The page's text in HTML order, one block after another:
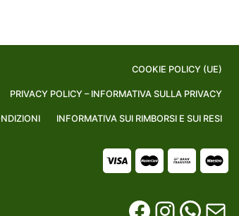
COOKIE POLICY (UE)
PRIVACY POLICY – INFORMATIVA SULLA PRIVACY
INFORMATIVA SUI RIMBORSI E SUI RESI